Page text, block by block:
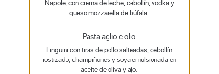
Napole, con crema de leche, cebollín, vodka y
queso mozzarella de búfala.
Pasta aglio e olio
Linguini con tiras de pollo salteadas, cebollín
rostizado, champiñones y soya emulsionada en
aceite de oliva y ajo.